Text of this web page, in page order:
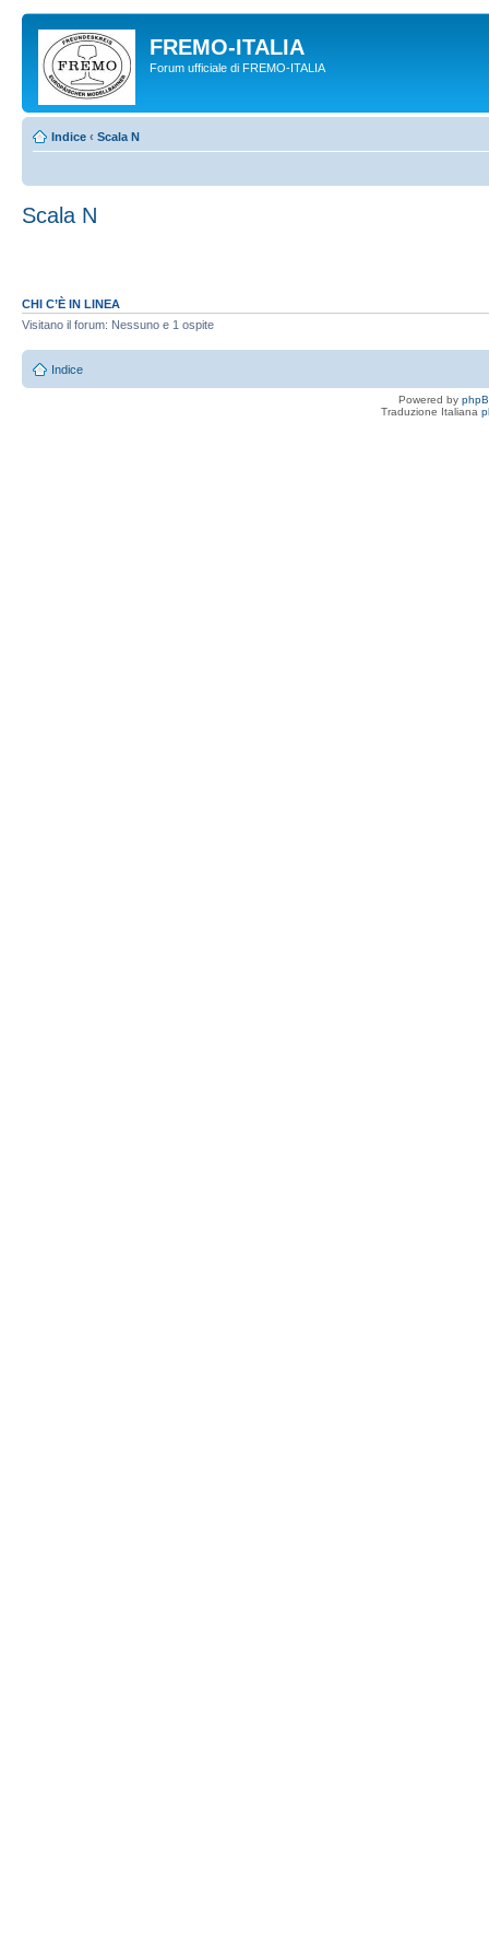
FREMO-ITALIA
Forum ufficiale di FREMO-ITALIA
Indice ‹ Scala N
Scala N
CHI C’È IN LINEA
Visitano il forum: Nessuno e 1 ospite
Indice
Powered by
Traduzione Italiana